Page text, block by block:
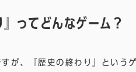
』ってどんなゲーム？
が、『歴史の終わり』という